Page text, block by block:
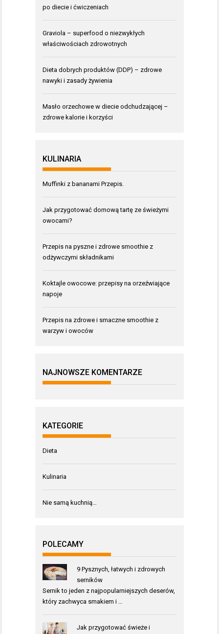
po diecie i ćwiczeniach
Graviola – superfood o niezwykłych
właściwościach zdrowotnych
Dieta dobrych produktów (DDP) – zdrowe
nawyki i zasady żywienia
Masło orzechowe w diecie odchudzającej –
zdrowe kalorie i korzyści
KULINARIA
Muffinki z bananami Przepis.
Jak przygotować domową tartę ze świeżymi
owocami?
Przepis na pyszne i zdrowe smoothie z
odżywczymi składnikami
Koktajle owocowe: przepisy na orzeźwiające
napoje
Przepis na zdrowe i smaczne smoothie z
warzyw i owoców
NAJNOWSZE KOMENTARZE
KATEGORIE
Dieta
Kulinaria
Nie samą kuchnią…
POLECAMY
9 Pysznych, łatwych i zdrowych
serników
Sernik to jeden z najpopularniejszych deserów,
który zachwyca smakiem i …
Jak przygotować świeże i